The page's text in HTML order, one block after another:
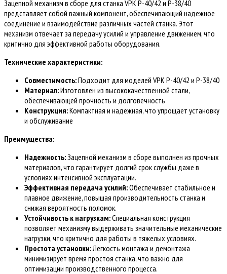
станка
VPK
Р-40/42
(Р-38/40)
Зацепной механизм в сборе для станка VPK Р-40/42 и Р-38/40
представляет собой важный компонент, обеспечивающий надежное
соединение и взаимодействие различных частей станка. Этот
механизм отвечает за передачу усилий и управление движением, что
критично для эффективной работы оборудования.
Технические характеристики:
Совместимость:Подходит для моделей VPK Р-40/42 и Р-38/40
Материал:Изготовлен из высококачественной стали,
обеспечивающей прочность и долговечность
Конструкция:Компактная и надежная, что упрощает установку
и обслуживание
Преимущества:
Надежность: Зацепной механизм в сборе выполнен из прочных
материалов, что гарантирует долгий срок службы даже в
условиях интенсивной эксплуатации.
Эффективная передача усилий:Обеспечивает стабильное и
плавное движение, повышая производительность станка и
снижая вероятность поломок.
Устойчивость к нагрузкам:Специальная конструкция
позволяет механизму выдерживать значительные механические
нагрузки, что критично для работы в тяжелых условиях.
Простота установки:Легкость монтажа и демонтажа
минимизирует время простоя станка, что важно для
оптимизации производственного процесса.